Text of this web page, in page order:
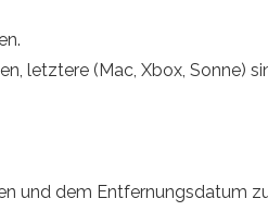
letztere (Mac, Xbox, Sonne)
und dem Entfernungsdatum